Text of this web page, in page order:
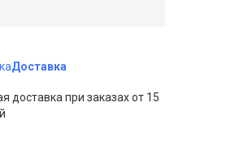
Доставка
доставка при заказах от 15